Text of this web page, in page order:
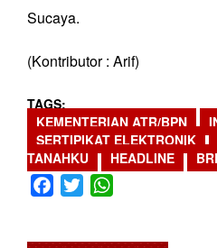
Sucaya.
(Kontributor : Arif)
TAGS
KEMENTERIAN ATR/BPN
SERTIPIKAT ELEKTRONIK
TANAHKU
HEADLINE
Facebook
Twitter